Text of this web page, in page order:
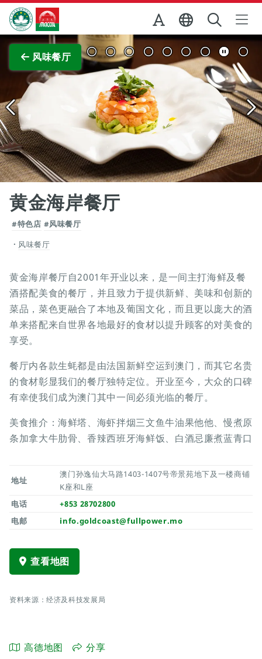
跳至主内容
澳门特别行政区政府旅游局
风味餐厅
查看原图
黄金海岸餐厅
#特色店 #风味餐厅
风味餐厅
黄金海岸餐厅自2001年开业以来，是一间主打海鲜及餐
酒搭配美食的餐厅，并且致力于提供新鲜、美味和创新的
菜品，菜色更融合了本地及葡国文化，而且更以庞大的酒
单来搭配来自世界各地最好的食材以提升顾客的对美食的
享受。
餐厅内各款生蚝都是由法国新鲜空运到澳门，而其它名贵
的食材彰显我们的餐厅独特定位。开业至今，大众的口碑
有幸使我们成为澳门其中一间必须光临的餐厅。
美食推介：海鲜塔、海虾拌烟三文鱼牛油果他他、慢煮原
条加拿大牛肋骨、香辣西班牙海鲜饭、白酒忌廉煮蓝青口
地址
澳门孙逸仙大马路1403-1407号帝景苑地下及一楼商铺
K座和L座
电话
+853 28702800
电邮
info.goldcoast@fullpower.mo
查看地图
资料来源：经济及科技发展局
高德地图 分享